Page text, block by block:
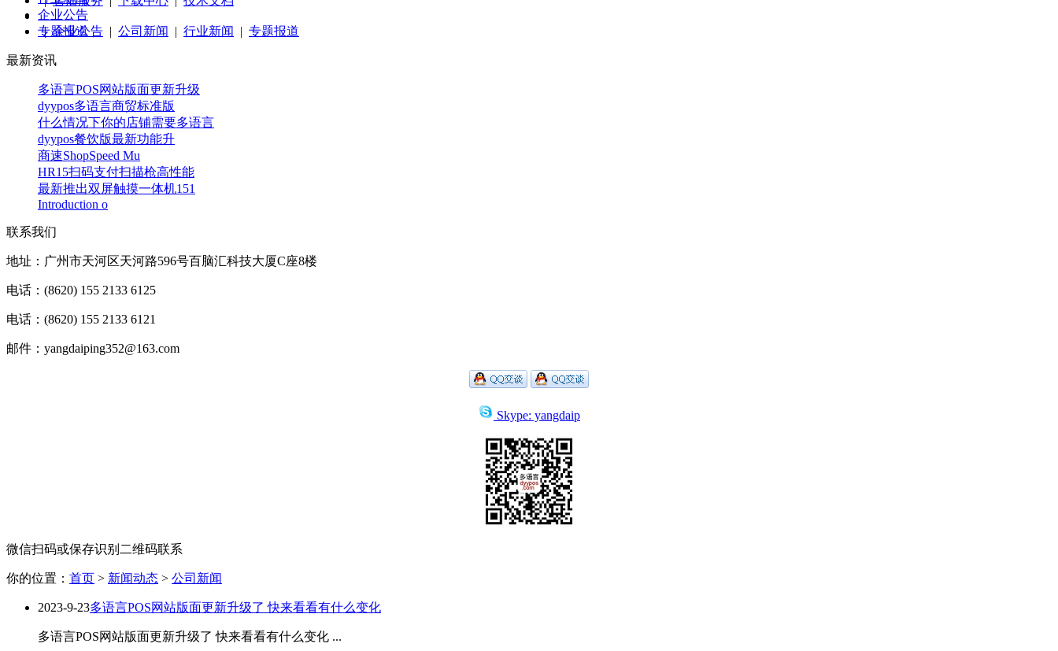
|企业公告 | 公司新闻 | 行业新闻 | 专题报道
企业公告
专题报道
最新资讯
多语言POS网站版面更新升级
dyypos多语言商贸标准版
什么情况下你的店铺需要多语言
dyypos餐饮版最新功能升
商速ShopSpeed Mu
HR15扫码支付扫描枪高性能
最新推出双屏触摸一体机151
Introduction o
联系我们
地址：广州市天河区天河路596号百脑汇科技大厦C座8楼
电话：(8620) 155 2133 6125
电话：(8620) 155 2133 6121
邮件：yangdaiping352@163.com
Skype: yangdaip
微信扫码或保存识别二维码联系
你的位置： 首页 > 新闻动态 > 公司新闻
2023-9-23多语言POS网站版面更新升级了 快来看看有什么变化
多语言POS网站版面更新升级了 快来看看有什么变化 ...